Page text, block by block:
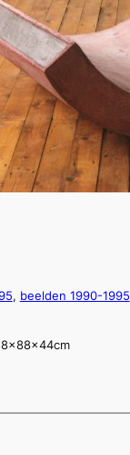
, beelden 1990-1995